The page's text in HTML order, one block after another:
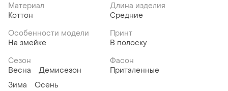
Материал
Коттон
Длина изделия
Средние
Особенности модели
На змейке
Принт
В полоску
Сезон
Весна
Демисезон
Зима
Осень
Фасон
Приталенные